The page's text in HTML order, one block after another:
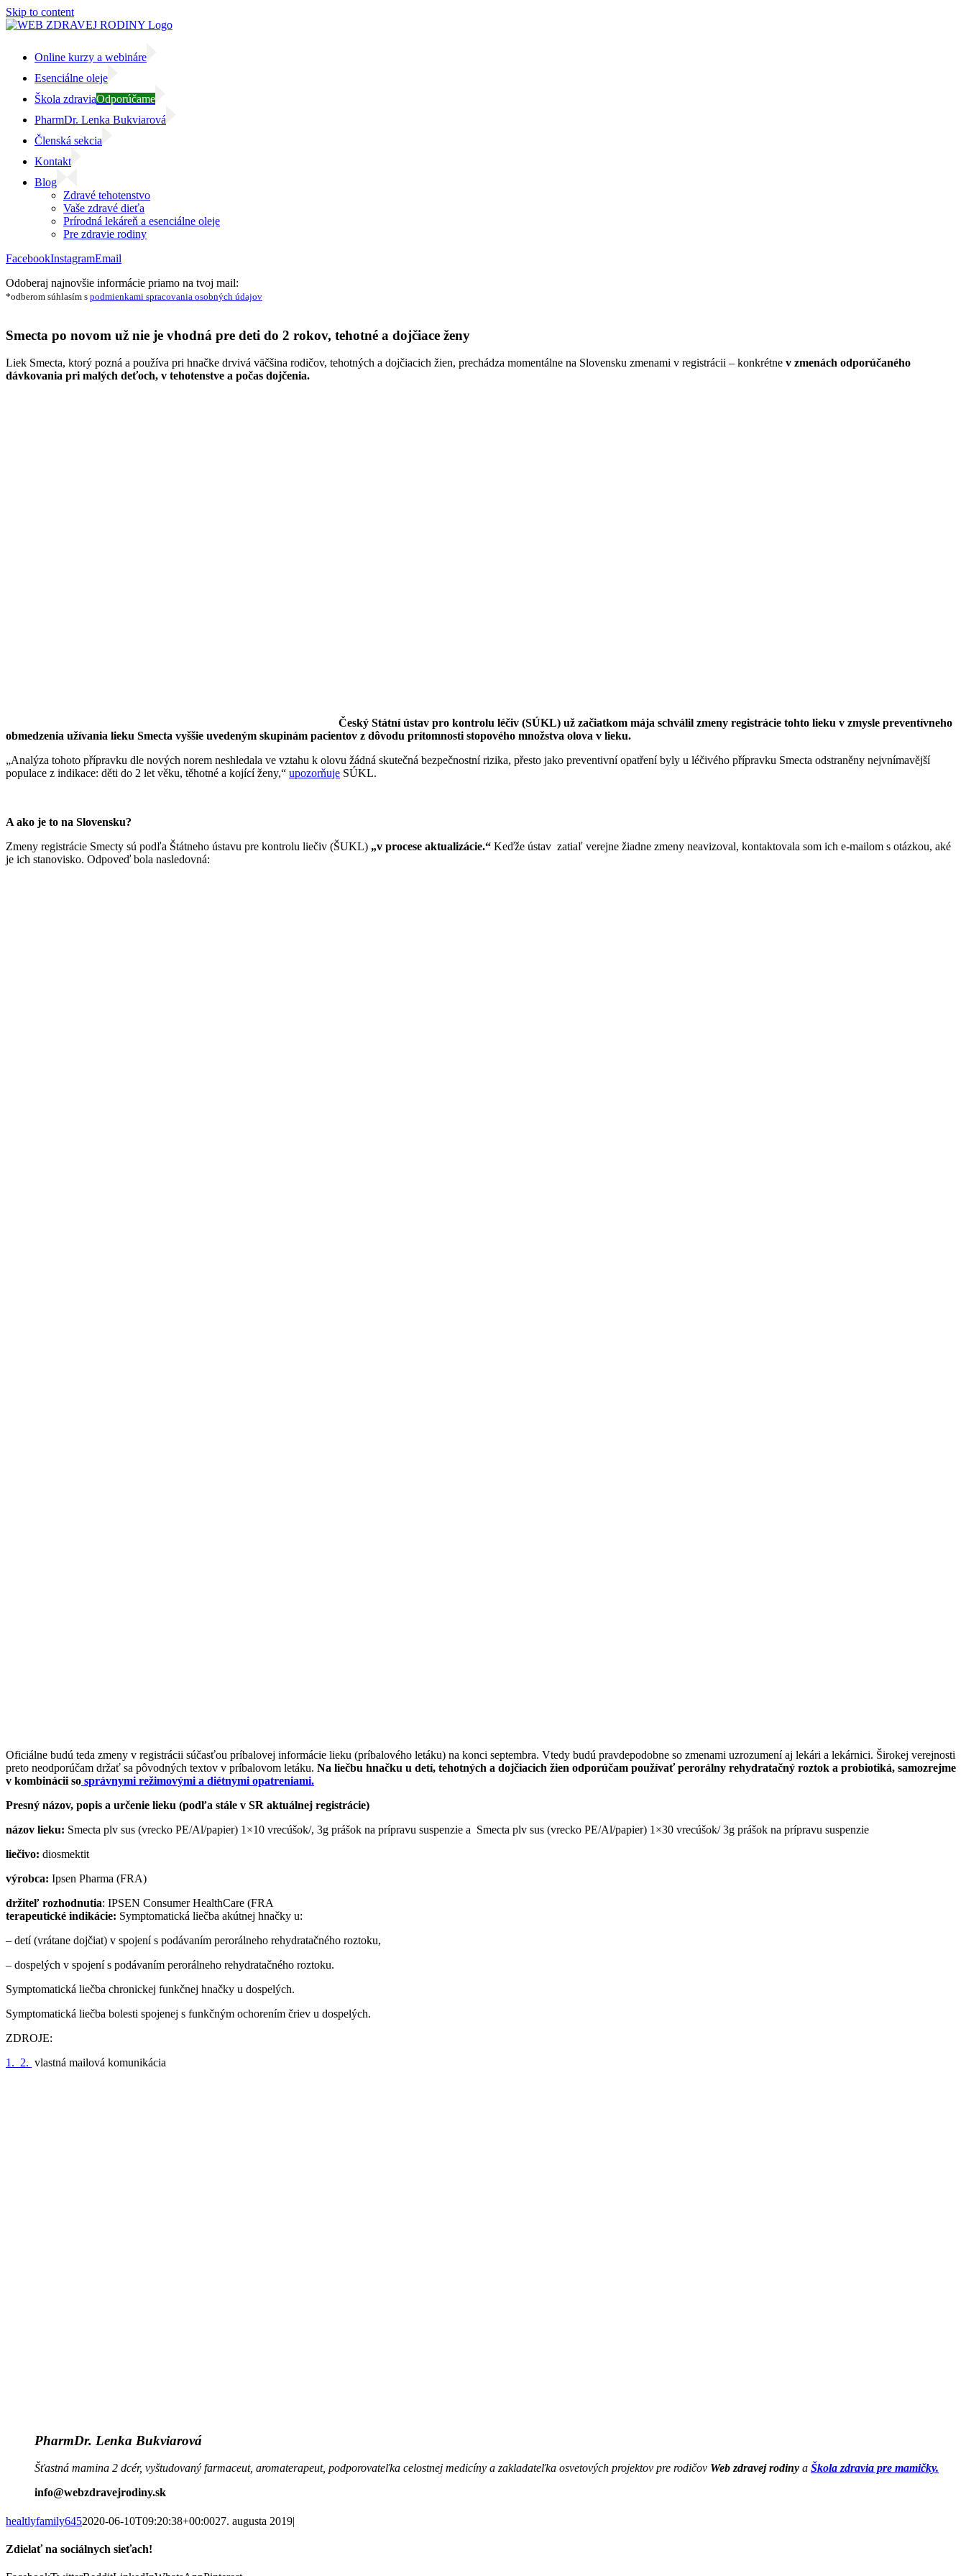
Skip to content
Online kurzy a webináre
Esenciálne oleje
Škola zdraviaOdporúčame
PharmDr. Lenka Bukviarová
Členská sekcia
Kontakt
Blog
Zdravé tehotenstvo
Vaše zdravé dieťa
Prírodná lekáreň a esenciálne oleje
Pre zdravie rodiny
FacebookInstagramEmail
Odoberaj najnovšie informácie priamo na tvoj mail:
*odberom súhlasím s podmienkami spracovania osobných údajov
Smecta po novom už nie je vhodná pre deti do 2 rokov, tehotné a dojčiace ženy
Liek Smecta, ktorý pozná a používa pri hnačke drvivá väčšina rodičov, tehotných a dojčiacich žien, prechádza momentálne na Slovensku zmenami v registrácii – konkrétne v zmenách odporúčaného
dávkovania pri malých deťoch, v tehotenstve a počas dojčenia.
Český Státní ústav pro kontrolu léčiv (SÚKL) už začiatkom mája schválil zmeny registrácie tohto lieku v zmysle preventívneho
obmedzenia užívania lieku Smecta vyššie uvedeným skupinám pacientov z dôvodu prítomnosti stopového množstva olova v lieku.
„Analýza tohoto přípravku dle nových norem neshledala ve vztahu k olovu žádná skutečná bezpečnostní rizika, přesto jako preventivní opatření byly u léčivého přípravku Smecta odstraněny nejvnímavější
populace z indikace: děti do 2 let věku, těhotné a kojící ženy,“ upozorňuje SÚKL.
A ako je to na Slovensku?
Zmeny registrácie Smecty sú podľa Štátneho ústavu pre kontrolu liečiv (ŠUKL) „v procese aktualizácie.“ Keďže ústav zatiaľ verejne žiadne zmeny neavizoval, kontaktovala som ich e-mailom s otázkou, aké
je ich stanovisko. Odpoveď bola nasledovná:
Oficiálne budú teda zmeny v registrácii súčasťou príbalovej informácie lieku (príbalového letáku) na konci septembra. Vtedy budú pravdepodobne so zmenami uzrozumení aj lekári a lekárnici. Širokej verejnosti
preto neodporúčam držať sa pôvodných textov v príbalovom letáku. Na liečbu hnačku u detí, tehotných a dojčiacich žien odporúčam používať perorálny rehydratačný roztok a probiotiká, samozrejme
v kombinácii so správnymi režimovými a diétnymi opatreniami.
Presný názov, popis a určenie lieku (podľa stále v SR aktuálnej registrácie)
názov lieku: Smecta plv sus (vrecko PE/Al/papier) 1×10 vrecúšok/, 3g prášok na prípravu suspenzie a Smecta plv sus (vrecko PE/Al/papier) 1×30 vrecúšok/ 3g prášok na prípravu suspenzie
liečivo: diosmektit
výrobca: Ipsen Pharma (FRA)
držiteľ rozhodnutia: IPSEN Consumer HealthCare (FRA
terapeutické indikácie: Symptomatická liečba akútnej hnačky u:
– detí (vrátane dojčiat) v spojení s podávaním perorálneho rehydratačného roztoku,
– dospelých v spojení s podávaním perorálneho rehydratačného roztoku.
Symptomatická liečba chronickej funkčnej hnačky u dospelých.
Symptomatická liečba bolesti spojenej s funkčným ochorením čriev u dospelých.
ZDROJE:
1. 2. vlastná mailová komunikácia
PharmDr. Lenka Bukviarová
Šťastná mamina 2 dcér, vyštudovaný farmaceut, aromaterapeut, podporovateľka celostnej medicíny a zakladateľka osvetových projektov pre rodičov Web zdravej rodiny a Škola zdravia pre mamičky.
info@webzdravejrodiny.sk
healtlyfamily6452020-06-10T09:20:38+00:0027. augusta 2019|
Zdielať na sociálnych sieťach!